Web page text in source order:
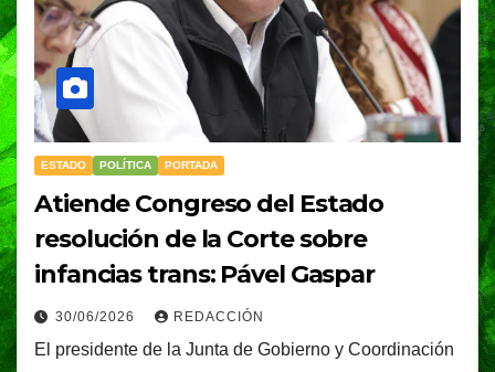
ESTADO POLÍTICA PORTADA
Atiende Congreso del Estado
resolución de la Corte sobre
infancias trans: Pável Gaspar
30/06/2026 REDACCIÓN
El presidente de la Junta de Gobierno y Coordinación